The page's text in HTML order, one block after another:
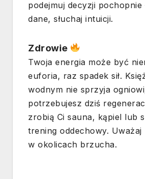
podejmuj decyzji pochopnie
dane, słuchaj intuicji.
Zdrowie
Twoja energia może być
euforia, raz spadek sił.
wodnym nie sprzyja
potrzebujesz dziś
zrobią Ci sauna, kąpiel lub
trening oddechowy. Uważaj
w okolicach brzucha.